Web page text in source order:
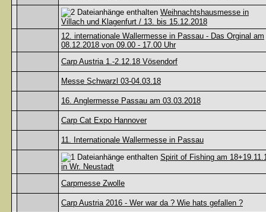
Weihnachtshausmesse in
Villach und Klagenfurt / 13. bis 15.12.2018
12. internationale Wallermesse in Passau - Das Orginal am
08.12.2018 von 09.00 - 17.00 Uhr
Carp Austria 1.-2.12.18 Vösendorf
Messe Schwarzl 03-04.03.18
16. Anglermesse Passau am 03.03.2018
Carp Cat Expo Hannover
11. Internationale Wallermesse in Passau
Spirit of Fishing am
in Wr. Neustadt
Carpmesse Zwolle
Carp Austria 2016 - Wer war da ? Wie hats gefallen ?